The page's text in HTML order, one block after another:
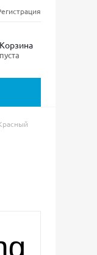
Корзина
пуста